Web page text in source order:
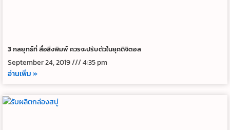
3 กลยุทธ์ที่ สื่อสิ่งพิมพ์ ควรจะปรับตัวในยุคดิจิตอล
September 24, 2019
4:35 pm
อ่านเพิ่ม »